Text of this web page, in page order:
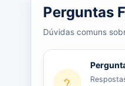
Perguntas
Dúvidas comuns